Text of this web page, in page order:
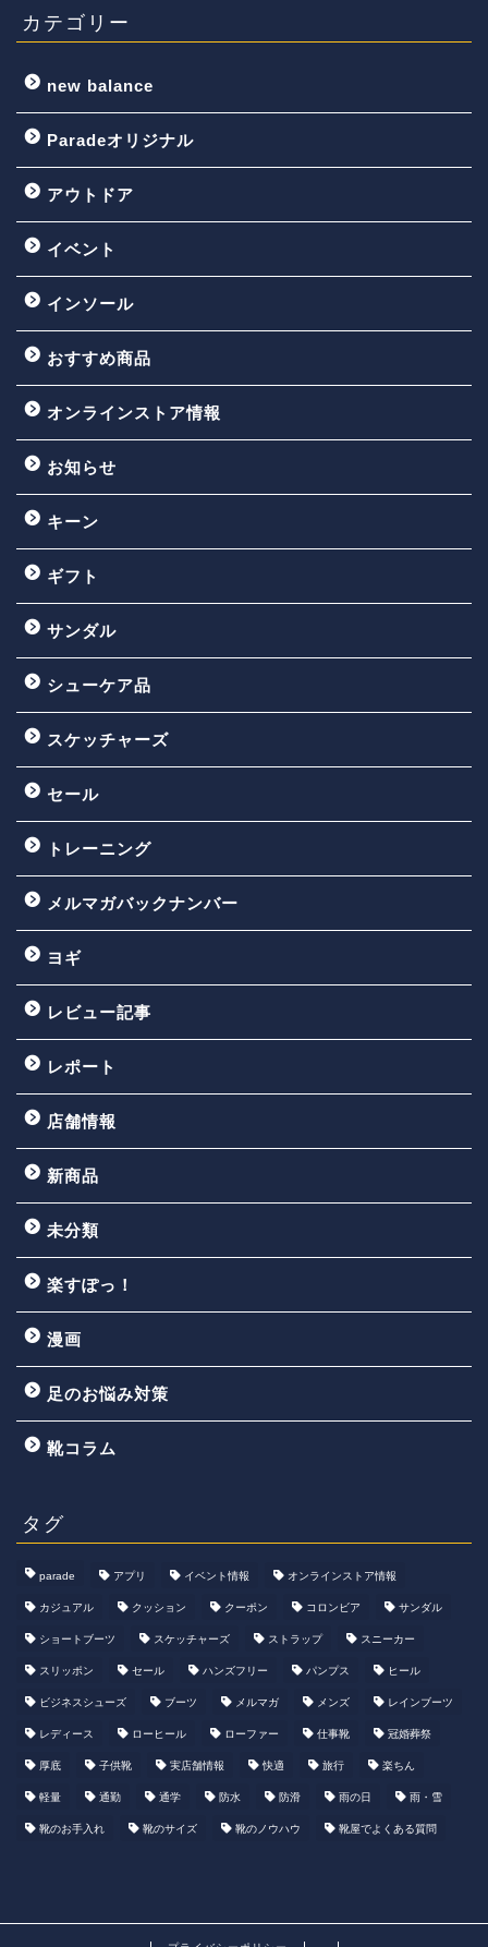
カテゴリー
new balance
Paradeオリジナル
アウトドア
イベント
インソール
おすすめ商品
オンラインストア情報
お知らせ
キーン
ギフト
サンダル
シューケア品
スケッチャーズ
セール
トレーニング
メルマガバックナンバー
ヨギ
レビュー記事
レポート
店舗情報
新商品
未分類
楽すぽっ！
漫画
足のお悩み対策
靴コラム
タグ
parade アプリ イベント情報 オンラインストア情報
カジュアル クッション クーポン コロンビア サンダル
ショートブーツ スケッチャーズ ストラップ スニーカー
スリッポン セール ハンズフリー パンプス ヒール
ビジネスシューズ ブーツ メルマガ メンズ レインブーツ
レディース ローヒール ローファー 仕事靴 冠婚葬祭
厚底 子供靴 実店舗情報 快適 旅行 楽ちん
軽量 通勤 通学 防水 防滑 雨の日 雨・雪
靴のお手入れ 靴のサイズ 靴のノウハウ 靴屋でよくある質問